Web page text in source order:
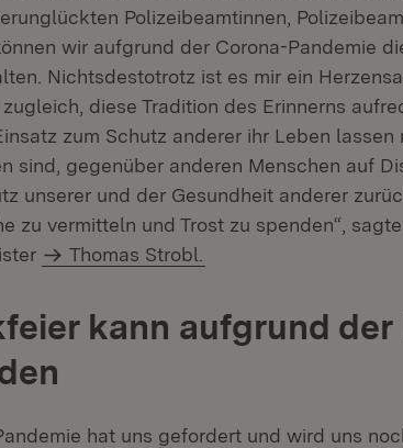
Polizeibeamtinnen,
wir aufgrund der Corona-Pandemie
Nichtsdestotrotz ist es mir ein
diese Tradition des Erinnerns
zum Schutz anderer ihr Leben
sind, gegenüber anderen Menschen auf
unserer und der Gesundheit anderer
zu vermitteln und Trost zu spenden“,
Thomas Strobl.
kann aufgrund
hat uns gefordert und wird uns